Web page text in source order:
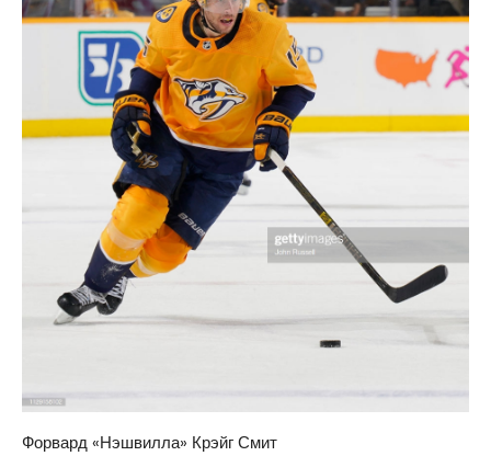
Форвард «Нэшвилла» Крэйг Смит